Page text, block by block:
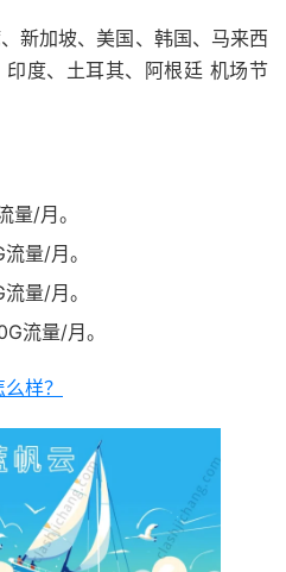
新加坡、美国、韩国、马来西
度、土耳其、阿根廷 机场节
量/月。
量/月。
量/月。
流量/月。
样？